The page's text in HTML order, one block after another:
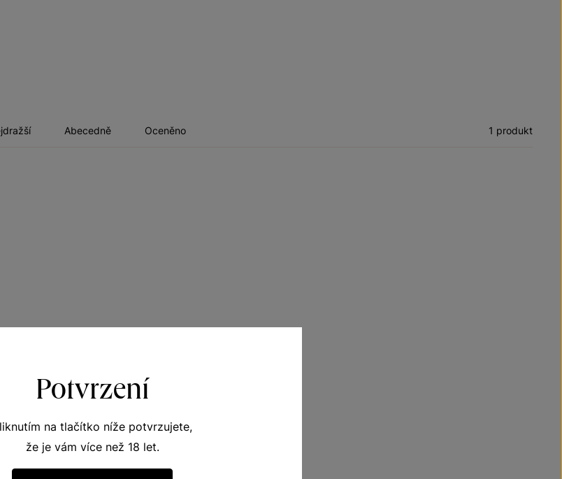
Abecedně Oceněno 1 produkt
Potvrzení
na tlačítko níže potvrzujete,
že je vám více než 18 let.